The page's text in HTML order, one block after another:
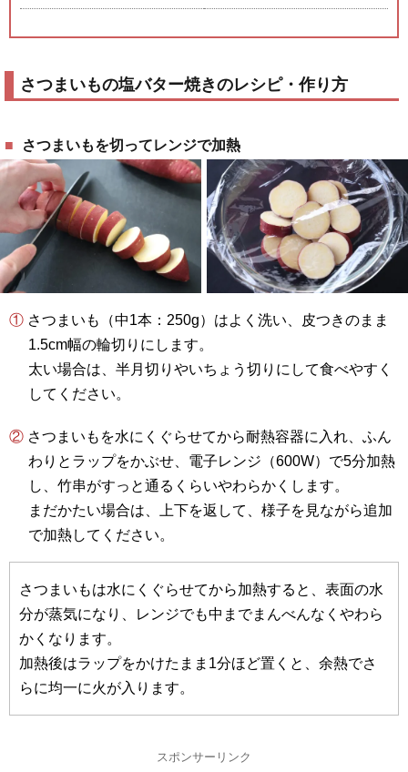
さつまいもの塩バター焼きのレシピ・作り方
さつまいもを切ってレンジで加熱
① さつまいも（中1本：250g）はよく洗い、皮つきのまま
1.5cm幅の輪切りにします。
太い場合は、半月切りやいちょう切りにして食べやすく
してください。
② さつまいもを水にくぐらせてから耐熱容器に入れ、ふん
わりとラップをかぶせ、電子レンジ（600W）で5分加熱
し、竹串がすっと通るくらいやわらかくします。
まだかたい場合は、上下を返して、様子を見ながら追加
で加熱してください。
さつまいもは水にくぐらせてから加熱すると、表面の水
分が蒸気になり、レンジでも中までまんべんなくやわら
かくなります。
加熱後はラップをかけたまま1分ほど置くと、余熱でさ
らに均一に火が入ります。
スポンサーリンク